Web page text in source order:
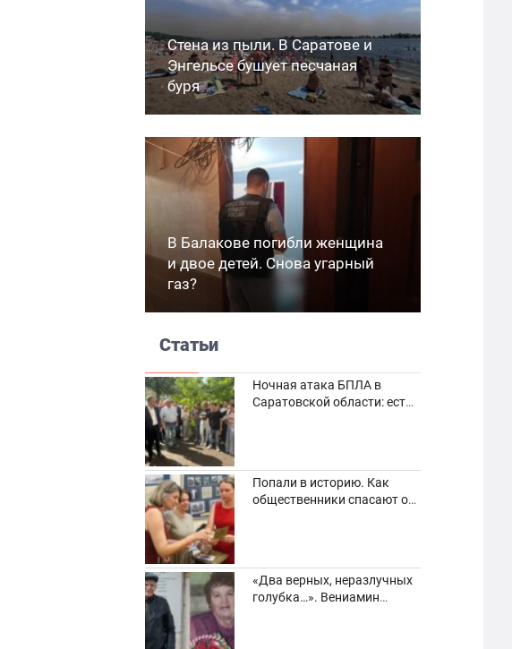
Стена из пыли. В Саратове и
Энгельсе бушует песчаная
буря
В Балакове погибли женщина
и двое детей. Снова угарный
газ?
Статьи
Ночная атака БПЛА в
Саратовской области: есть
Попали в историю. Как
общественники спасают от
«Два верных, неразлучных
голубка…». Вениамин